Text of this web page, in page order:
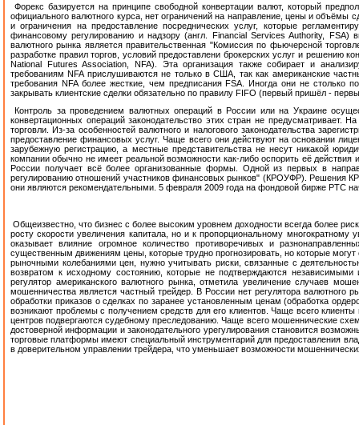
Форекс базируется на принципе свободной конвертации валют, который
официального валютного курса, нет ограничений на направление, цены и
и ограничения на предоставление посреднических услуг, которые
финансовому регулированию и надзору (англ. Financial Services Authority,
валютного рынка является правительственная "Комиссия по фьючерсной
разработке правил торгов, условий предоставлени брокерских услуг и решению
National Futures Association, NFA). Эта организация также собирает и
требованиям NFA прислушиваются не только в США, так как американские
требования NFA более жесткие, чем предписания FSA. Иногда они не столько
закрывать клиентские сделки обязательно по правилу FIFO (первый пришёл -
Контроль за проведением валютных операций в России или на Украине
конвертационных операций законодательство этих стран не
торговли. Из-за особенностей валютного и налогового законодательства
предоставление финансовых услуг. Чаще всего они действуют на основании
зарубежную регистрацию, а местные представительства не несут никакой
компании обычно не имеет реальной возможности как-либо оспорить её
России получает всё более организованные формы. Одной из первых в
регулированию отношений участников финансовых рынков" (КРОУФР). Решения
они являются рекомендательными. 5 февраля 2009 года на фондовой бирже РТС
Общеизвестно, что бизнес с более высоким уровнем доходности всегда более
росту скорости увеличения капитала, но и к пропорциональному
оказывает влияние огромное количество противоречивых и
существенным движениям цены, которые трудно прогнозировать, но которые
рыночными колебаниями цен, нужно учитывать риски, связанные с
возвратом к исходному состоянию, которые не подтверждаются
регулятор американского валютного рынка, отметила увеличение случаев
мошенничества является частный трейдер. В России нет регулятора
обработки приказов о сделках по заранее установленным ценам (обработка
возникают проблемы с получением средств для его клиентов. Чаще всего
центров подвергаются судебному преследованию. Чаще всего мошеннические
достоверной информации и законодательного урегулирования становится
торговые платформы имеют специальный инструментарий для предоставления
в доверительном управлении трейдера, что уменьшает возможности